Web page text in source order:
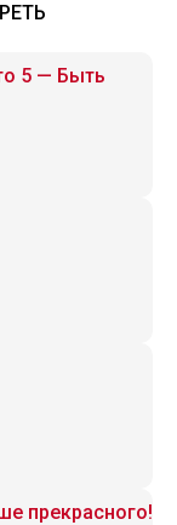
5 — Быть
прекрасного!